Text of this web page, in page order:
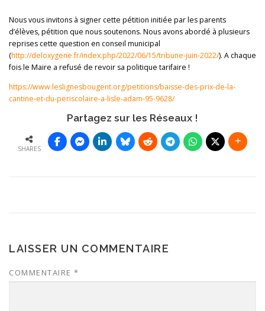
Nous vous invitons à signer cette pétition initiée par les parents
d’élèves, pétition que nous soutenons. Nous avons abordé à plusieurs
reprises cette question en conseil municipal
(http://deloxygene.fr/index.php/2022/06/15/tribune-juin-2022/). A chaque
fois le Maire a refusé de revoir sa politique tarifaire !
https://www.leslignesbougent.org/petitions/baisse-des-prix-de-la-
cantine-et-du-periscolaire-a-lisle-adam-95-9628/
Partagez sur les Réseaux !
SHARES
LAISSER UN COMMENTAIRE
COMMENTAIRE *